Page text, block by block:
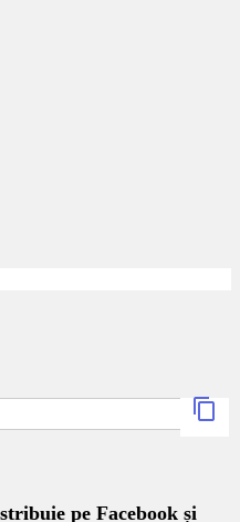
pe Facebook și